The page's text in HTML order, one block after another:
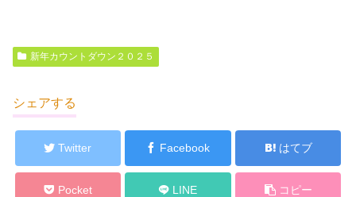
新年カウントダウン２０２５
シェアする
Twitter Facebook はてブ
Pocket LINE コピー